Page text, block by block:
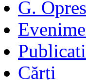
G.
Cărți